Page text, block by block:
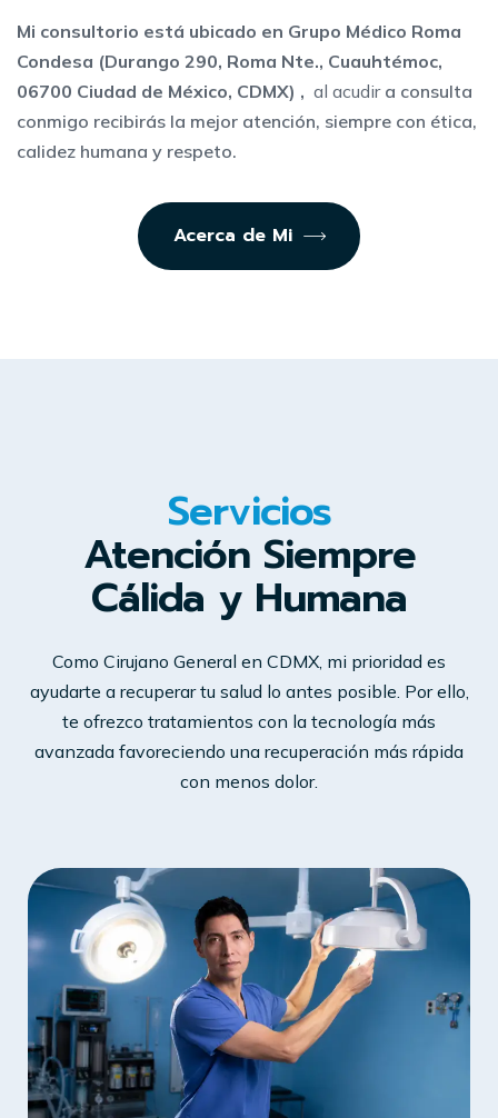
Mi consultorio está ubicado en Grupo Médico Roma
Condesa (Durango 290, Roma Nte., Cuauhtémoc,
06700 Ciudad de México, CDMX) , al acudir a consulta
conmigo recibirás la mejor atención, siempre con ética,
calidez humana y respeto.
Acerca de Mi
Servicios
Atención Siempre
Cálida y Humana
Como Cirujano General en CDMX, mi prioridad es
ayudarte a recuperar tu salud lo antes posible. Por ello,
te ofrezco tratamientos con la tecnología más
avanzada favoreciendo una recuperación más rápida
con menos dolor.